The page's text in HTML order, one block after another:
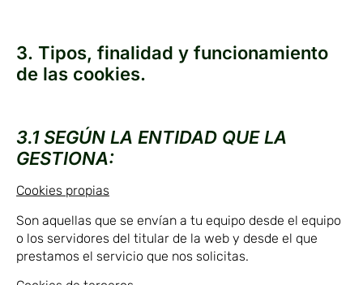
3. Tipos, finalidad y funcionamiento
de las cookies.
3.1 SEGÚN LA ENTIDAD QUE LA
GESTIONA:
Cookies propias
Son aquellas que se envían a tu equipo desde el equipo
o los servidores del titular de la web y desde el que
prestamos el servicio que nos solicitas.